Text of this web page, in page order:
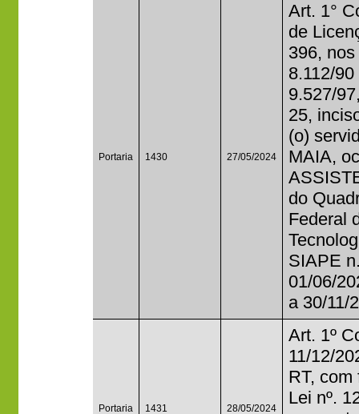
Portaria 1430 27/05/2024
Art. 1°
de
396,
8.112/
9.527/
25,
(o)
MAIA,
do
Federal
SIAPE
01/06/
a 30/11/
Portaria 1431 28/05/2024
Art. 1º
11/12/
RT, com
Lei nº.